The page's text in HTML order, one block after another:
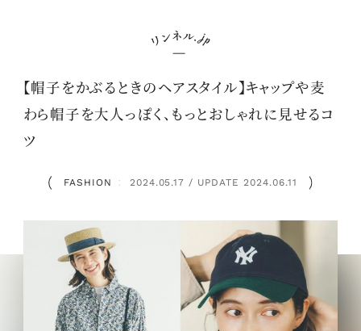
【帽子をかぶるときのヘアスタイル】キャップや麦
わら帽子を大人っぽく、もっとおしゃれに見せるコ
ツ
FASHION ： 2024.05.17 / UPDATE 2024.06.11